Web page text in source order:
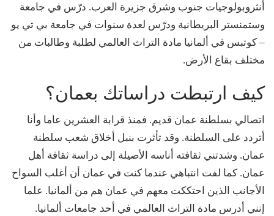
أنثروبولوجيات جنوب وشرق جزيرة العرب. درّس في جامعة
وستمنستر البريطانية ودرّس لعدة سنوات في جامعة بي تي يو
– كوتبس في ألمانيا مادة التراث العالمي لطلبة وطالبات من
مختلف بقاع الأرض.
كيف ارتبطت دراساتك بعمان؟
اتصالي بسلطنة عمان قديم. فمنذ قرابة العشرين عاما وأنا
أتردد على السلطنة. وقد تأثرت بنبل أخلاق شعب سلطنة
عمان. وشدتني ثقافته أناسه الأصيلة إلى دراسة ثقافة أهل
عمان. كما لفت انتباهي عندما كنت في عمان أن أغلب السواح
الأجانب الذين احتككت معهم في عمان هم من ألمانيا. علما
إنني أدرس مادة التراث العالمي في أحد جامعات ألمانيا.